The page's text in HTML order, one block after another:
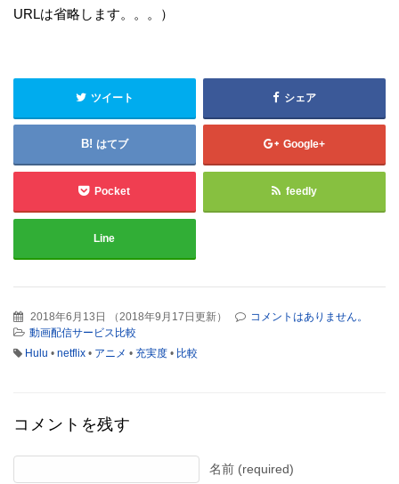
URLは省略します。。。）
ツイート シェア
はてブ Google+
Pocket feedly
Line
2018年6月13日 （2018年9月17日更新）
コメントはありません。
動画配信サービス比較
Hulu • netflix • アニメ • 充実度 • 比較
コメントを残す
名前 (required)